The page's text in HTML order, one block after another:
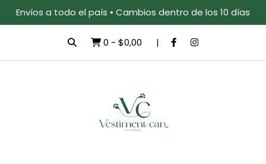
Envíos a todo el país • Cambios dentro de los 10 días
0 - $0,00